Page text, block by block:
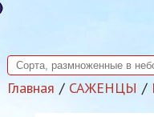
Главная САЖЕНЦЫ